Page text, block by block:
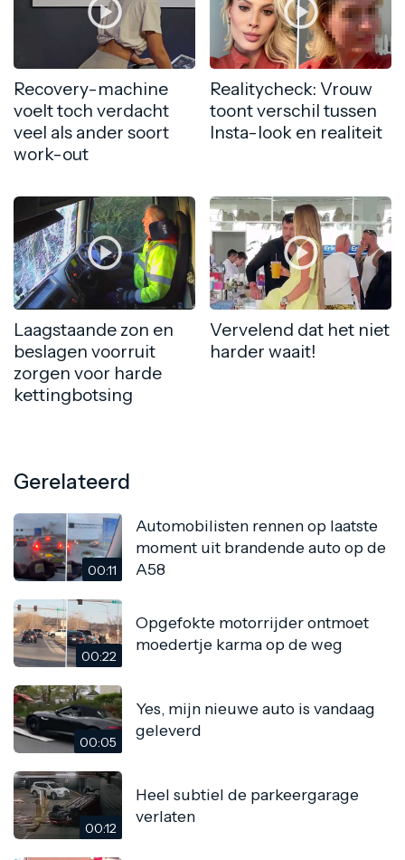
Recovery-machine
voelt toch verdacht
veel als ander soort
work-out
Realitycheck: Vrouw
toont verschil tussen
Insta-look en realiteit
Laagstaande zon en
beslagen voorruit
zorgen voor harde
kettingbotsing
Vervelend dat het niet
harder waait!
Gerelateerd
00:11
Automobilisten rennen op laatste
moment uit brandende auto op de
A58
00:22
Opgefokte motorrijder ontmoet
moedertje karma op de weg
00:05
Yes, mijn nieuwe auto is vandaag
geleverd
00:12
Heel subtiel de parkeergarage
verlaten